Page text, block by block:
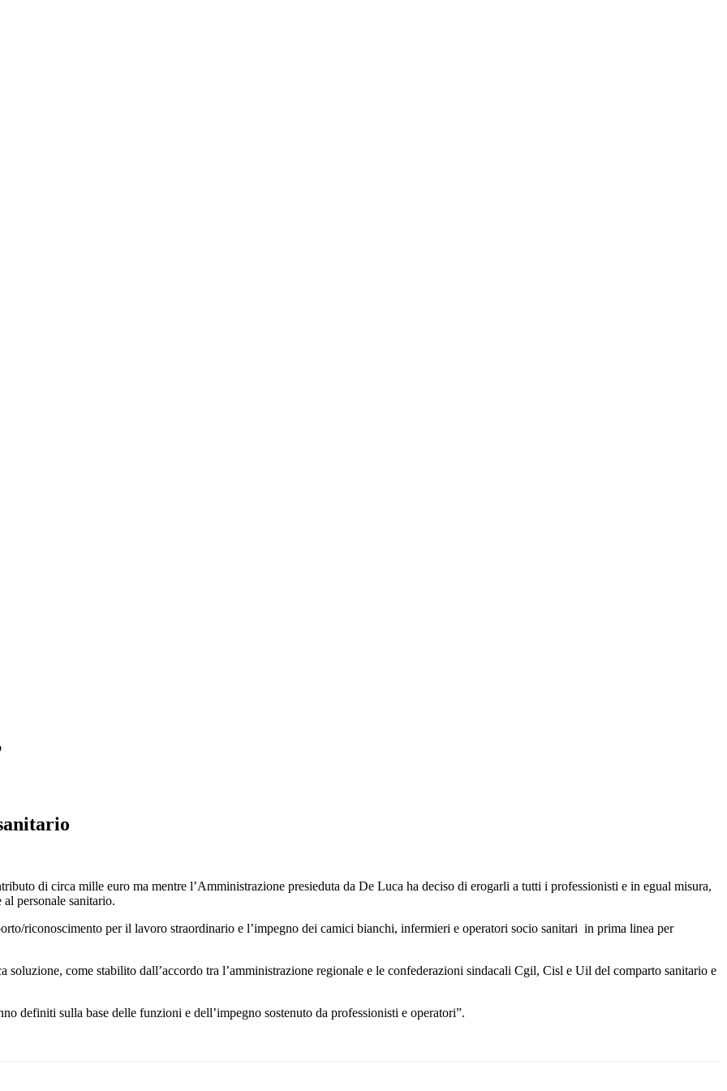
di circa mille euro ma mentre l’Amministrazione presieduta da De Luca ha deciso di erogarli a tutti i professionisti e in egual misura,
personale sanitario.
riconoscimento per il lavoro straordinario e l’impegno dei camici bianchi, infermieri e operatori socio sanitari in prima linea per
come stabilito dall’accordo tra l’amministrazione regionale e le confederazioni sindacali Cgil, Cisl e Uil del comparto sanitario e
definiti sulla base delle funzioni e dell’impegno sostenuto da professionisti e operatori”.